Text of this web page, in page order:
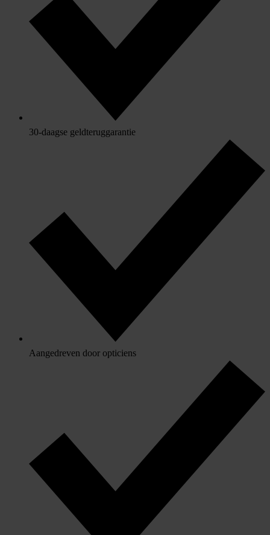
30-daagse geldteruggarantie
Aangedreven door opticiens